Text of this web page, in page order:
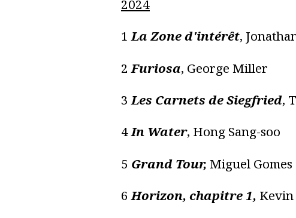
2024
1La Zone d'intérêt,
2Furiosa, George Miller
3Les Carnets de Siegfried,
4In Water, Hong Sang-soo
5 Grand Tour, Miguel Gomes
6Horizon, chapitre 1, Kevin